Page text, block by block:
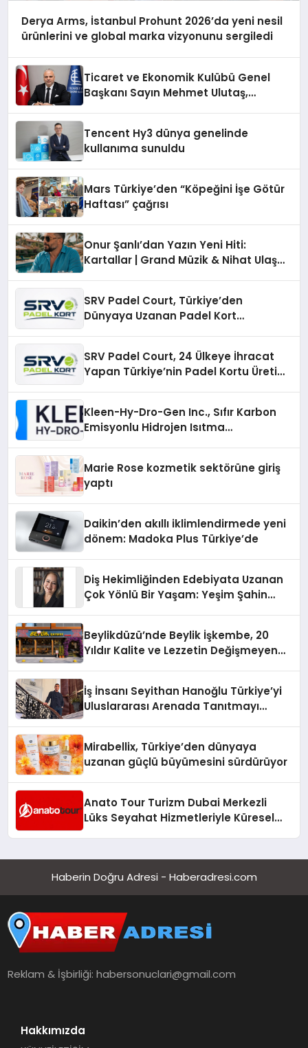
Derya Arms, İstanbul Prohunt 2026’da yeni nesil
ürünlerini ve global marka vizyonunu sergiledi
Ticaret ve Ekonomik Kulübü Genel
Başkanı Sayın Mehmet Ulutaş,
Tencent Hy3 dünya genelinde
kullanıma sunuldu
Mars Türkiye’den “Köpeğini İşe Götür
Haftası” çağrısı
Onur Şanlı’dan Yazın Yeni Hiti:
Kartallar | Grand Müzik & Nihat Ulaş
SRV Padel Court, Türkiye’den
Dünyaya Uzanan Padel Kort
SRV Padel Court, 24 Ülkeye İhracat
Yapan Türkiye’nin Padel Kortu Üretim
Kleen-Hy-Dro-Gen Inc., Sıfır Karbon
Emisyonlu Hidrojen Isıtma
Marie Rose kozmetik sektörüne giriş
yaptı
Daikin’den akıllı iklimlendirmede yeni
dönem: Madoka Plus Türkiye’de
Diş Hekimliğinden Edebiyata Uzanan
Çok Yönlü Bir Yaşam: Yeşim Şahin
Beylikdüzü’nde Beylik İşkembe, 20
Yıldır Kalite ve Lezzetin Değişmeyen
İş İnsanı Seyithan Hanoğlu Türkiye’yi
Uluslararası Arenada Tanıtmayı
Mirabellix, Türkiye’den dünyaya
uzanan güçlü büyümesini sürdürüyor
Anato Tour Turizm Dubai Merkezli
Lüks Seyahat Hizmetleriyle Küresel
Haberin Doğru Adresi - Haberadresi.com
Reklam & İşbirliği:habersonuclari@gmail.com
Hakkımızda